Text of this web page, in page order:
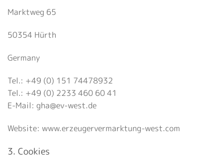
Marktweg 65
50354 Hürth
Germany
Tel.: +49 (0) 151 74478932
Tel.: +49 (0) 2233 460 60 41
E-Mail: gha@ev-west.de
Website: www.erzeugervermarktung-west.com
3. Cookies